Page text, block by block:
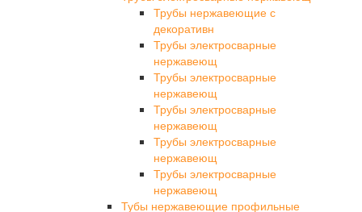
Трубы нержавеющие с
декоративн
Трубы электросварные
нержавеющ
Трубы электросварные
нержавеющ
Трубы электросварные
нержавеющ
Трубы электросварные
нержавеющ
Трубы электросварные
нержавеющ
Тубы нержавеющие профильные